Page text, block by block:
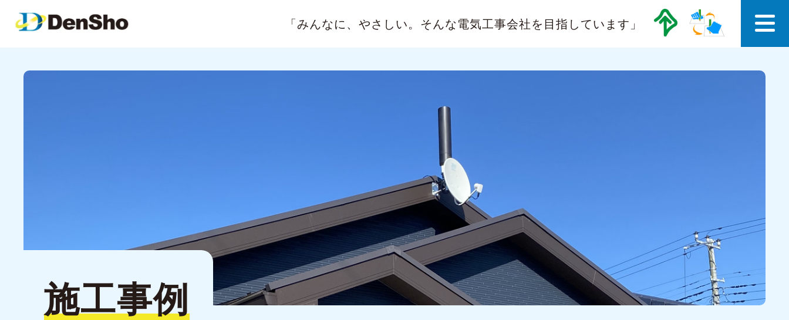
「みんなに、やさしい。 そんな電気工事会社を目指しています」
施工事例